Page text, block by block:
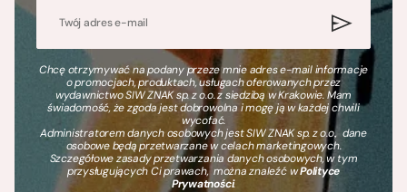
Chcę otrzymywać na podany przeze mnie adres e-mail informacje
o promocjach, produktach, usługach oferowanych przez
wydawnictwo SIW ZNAK sp. z o.o. z siedzibą w Krakowie. Mam
świadomość, że zgoda jest dobrowolna i mogę ją w każdej chwili
wycofać.
Administratorem danych osobowych jest SIW ZNAK sp. z o.o., dane
osobowe będą przetwarzane w celach marketingowych.
Szczegółowe zasady przetwarzania danych osobowych, w tym
przysługujących Ci prawach, można znaleźć wPolityce
Prywatności.